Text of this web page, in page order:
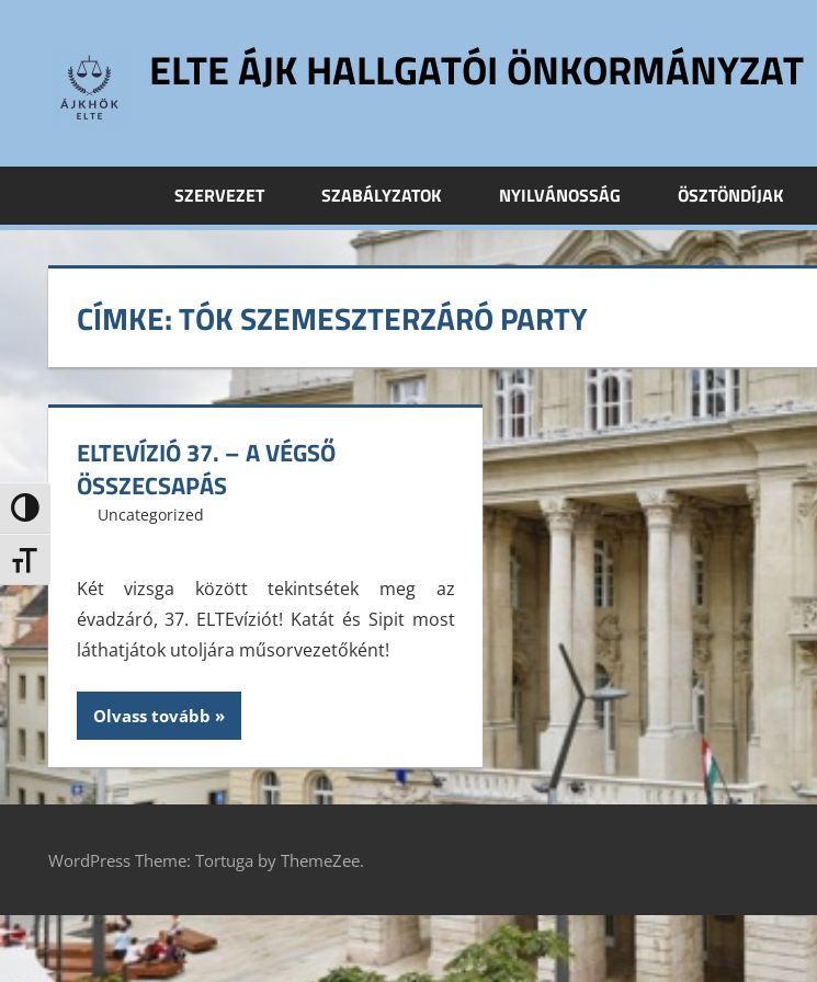
Nagy kontraszt váltása
Betűméret váltása
content
ELTE ÁJK HALLGATÓI ÖNKORMÁNYZAT
ELTE
Kar
Hallgatói
ELTE
HÖK
SZERVEZET SZABÁLYZATOK NYILVÁNOSSÁG ÖSZTÖNDÍJAK
CÍMKE:TÓK SZEMESZTERZÁRÓ PARTY
ELTEVÍZIÓ 37. – A VÉGSŐ
ÖSSZECSAPÁS
2013. december 16.
ELTE ÁJK HÖK
Uncategorized
Két vizsga között tekintsétek meg az
évadzáró, 37. ELTEvíziót! Katát és Sipit most
láthatjátok utoljára műsorvezetőként!
Olvass tovább
WordPress Theme: Tortuga by ThemeZee.